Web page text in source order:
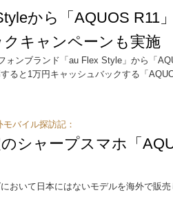
から「AQUOS
クキャンペーンも実施
ォンブランド「au Flex Style」から「
ると1万円キャッシュバックする「
バイル探訪記：
シャープスマホ「
おいて日本にはないモデルを海外で販